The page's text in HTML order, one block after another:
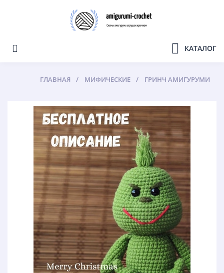
КАТАЛОГ
ГЛАВНАЯ МИФИЧЕСКИЕ ГРИНЧ АМИГУРУМИ